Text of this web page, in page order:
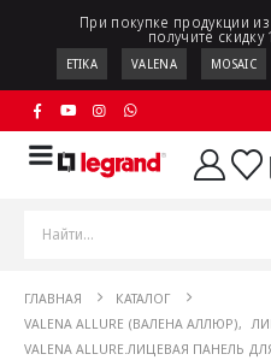
При покупке продукции
получите скидку
ETIKA VALENA MOSAIC
ГЛАВНАЯ
КАТАЛОГ
VALENA ALLURE (ВАЛЕНА АЛЛЮР),
VALENA ALLURE.ЛИЦЕВАЯ ПАНЕЛЬ